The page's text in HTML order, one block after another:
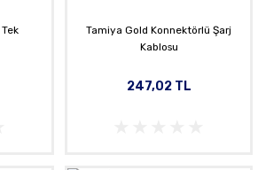
Tamiya Gold Konnektörlü Şarj
Kablosu
247,02 TL